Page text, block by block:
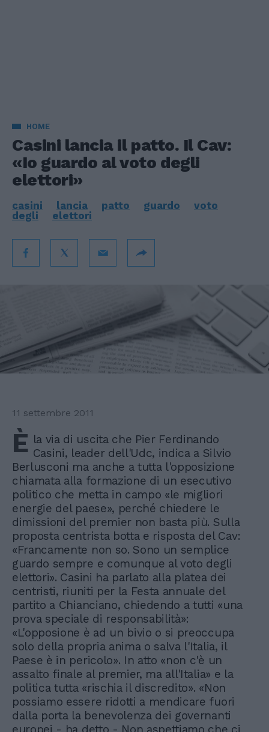
HOME
Casini lancia il patto. Il Cav:
«Io guardo al voto degli
elettori»
casini lancia patto guardo
voto
degli
elettori
11 settembre 2011
È la via di uscita che Pier Ferdinando
Casini, leader dell'Udc, indica a Silvio
Berlusconi ma anche a tutta l'opposizione
chiamata alla formazione di un esecutivo
politico che metta in campo «le migliori
energie del paese», perché chiedere le
dimissioni del premier non basta più. Sulla
proposta centrista botta e risposta del Cav:
«Francamente non so. Sono un semplice
guardo sempre e comunque al voto degli
elettori». Casini ha parlato alla platea dei
centristi, riuniti per la Festa annuale del
partito a Chianciano, chiedendo a tutti «una
prova speciale di responsabilità»:
«L'opposione è ad un bivio o si preoccupa
solo della propria anima o salva l'Italia, il
Paese è in pericolo». In atto «non c'è un
assalto finale al premier, ma all'Italia» e la
politica tutta «rischia il discredito». «Non
possiamo essere ridotti a mendicare fuori
dalla porta la benevolenza dei governanti